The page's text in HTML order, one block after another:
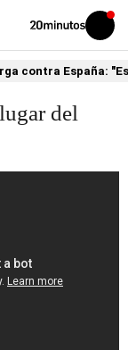
Volver
Iniciar
sesión
contra España:
del